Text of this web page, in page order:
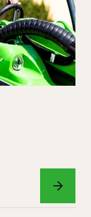
AVANT
POWER